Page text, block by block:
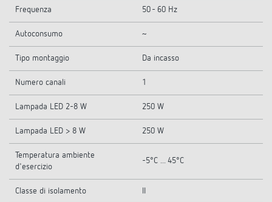
Frequenza 50 - 60 Hz
Autoconsumo ~
Tipo montaggio Da incasso
Numero canali 1
Lampada LED 2-8 W 250 W
Lampada LED > 8 W 250 W
Temperatura ambiente
d'esercizio
-5°C ... 45°C
Classe di isolamento